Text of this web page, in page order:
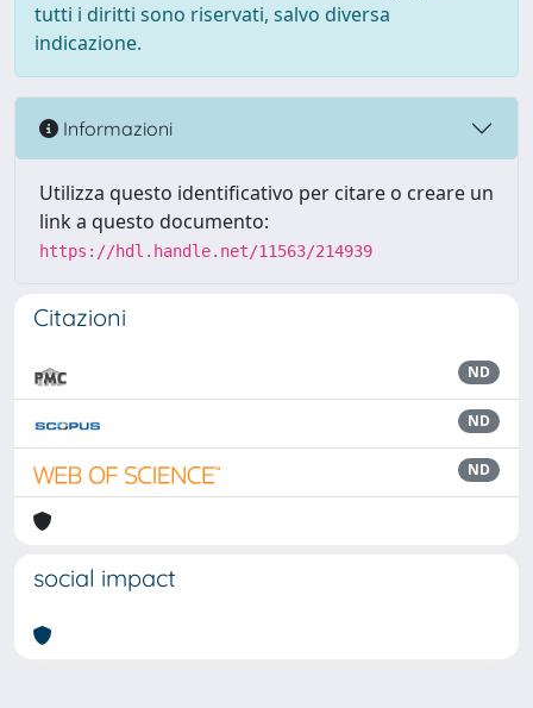
tutti i diritti sono riservati, salvo diversa
indicazione.
Informazioni
Utilizza questo identificativo per citare o creare un
link a questo documento:
https://hdl.handle.net/11563/214939
Citazioni
ND
ND
ND
social impact